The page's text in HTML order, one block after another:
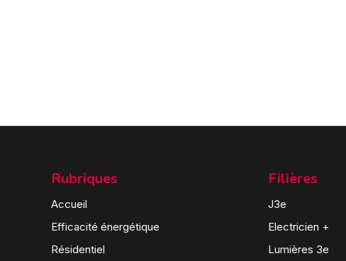
Rubriques
Accueil
Efficacité énergétique
Résidentiel
Filières
J3e
Electricien +
Lumières 3e